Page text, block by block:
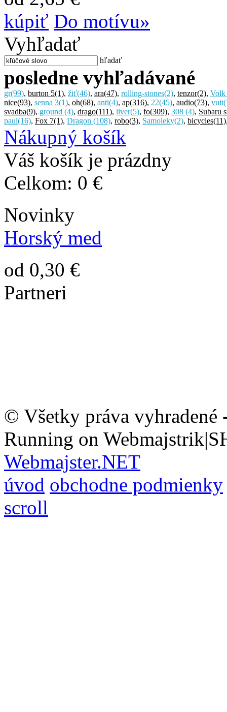
kúpiť Do motívu»
Vyhľadať
hľadať
posledne vyhľadávané
gr(99), burton 5(1), žiť(46), ara(47), rolling-stones(2), tenzor(2), Volk
nice(93), senna 3(1), oh(68), anti(4), ap(316), 22(45), audio(73), vuit
svadba(9), ground (4), drago(111), liver(5), fo(309), 308 (4), Subaru
paul(16), Fox 7(1), Dragon (108), robo(3), Samoleky(2), bicycles(11)
Nákupný košík
Váš košík je prázdny
Celkom: 0 €
Novinky
Horský med
od 0,30 €
Partneri
© Všetky práva vyhradené
Running on
Webmajster.NET
úvod obchodne podmienky
scroll